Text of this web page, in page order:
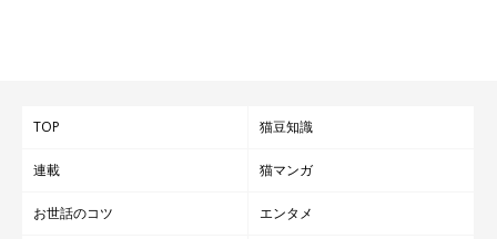
※写真はスマホアプリ「いぬ・ねこのきもち」で投稿されたもの
※記事と一部写真に関連性はありませんので予めご了承くださ
TOP 猫豆知識
連載 猫マンガ
お世話のコツ エンタメ